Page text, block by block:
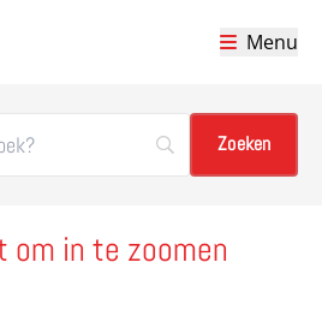
Menu
om in te zoomen